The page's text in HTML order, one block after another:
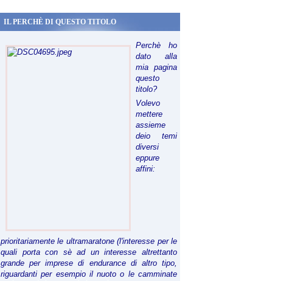
IL PERCHÈ DI QUESTO TITOLO
Perchè ho
dato alla
mia pagina
questo
titolo?
Volevo
mettere
assieme
deio temi
diversi
eppure
affini:
prioritariamente le ultramaratone (l'interesse per le
quali porta con sè ad un interesse altrettanto
grande per imprese di endurance di altro tipo,
riguardanti per esempio il nuoto o le camminate